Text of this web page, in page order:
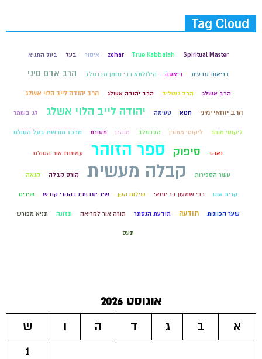
Tag Cloud
Spiritual Master
True Kabbalah
zohar איסור בעל בעל התניא
בריאות טבעית דיאטה הילולתא רבי נחמן מברסלב הרב אדם סיני
הרב אשלג הרב גוטליב הרב יהודה אשלג הרב יהודה לייב הלוי אשלג
הרב יוחאי ימיני חטא טעימה יהודה לייב הלוי אשלג לג בעומר
ליקוטי מוהר ליקוטי מוהרן מברסלב מוהרן מסורת מרכז מורשת בעל הסולם
נאהב סיפוק ספר הזוהר עמותת אור הסולם
עשר הספירות קבלה מעשית קורס קבלה קנאה
קרית אונו רבי שמעון בר יוחאי שילוח הקן שיר יסדותיו בההרי קודש שירים
שער הכוונות תודעה תודעת הנסתר תורה אור לקריאה תזונה תניא מפורש
תעס
אוגוסט 2026
א
ב ג ד ה ו
ש
1